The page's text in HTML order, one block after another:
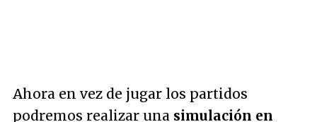
Ahora en vez de jugar los partidos
podremos realizar una simulación en